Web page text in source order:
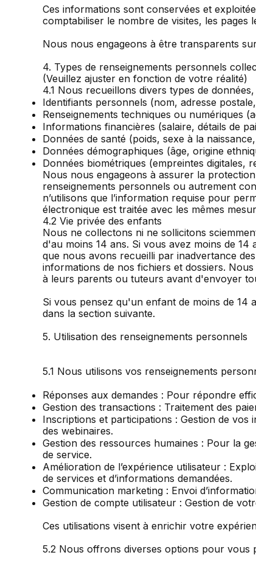
Ces informations sont conservées et
comptabiliser le nombre de visites, les pages
Nous nous engageons à être transparents
4. Types de renseignements personnels
(Veuillez ajuster en fonction de votre réalité)
4.1 Nous recueillons divers types de
Identifiants personnels (nom, adresse
Renseignements techniques ou numériques
Informations financières (salaire, détails de
Données de santé (poids, sexe à la
Données démographiques (âge, origine
Données biométriques (empreintes digitales,
Nous nous engageons à assurer la
renseignements personnels ou autrement
n’utilisons que l’information requise pour
électronique est traitée avec les mêmes
4.2 Vie privée des enfants
Nous ne collectons ni ne sollicitons
d'au moins 14 ans. Si vous avez moins de
que nous avons recueilli par inadvertance
informations de nos fichiers et dossiers.
à leurs parents ou tuteurs avant d'envoyer
Si vous pensez qu'un enfant de moins de
dans la section suivante.
5. Utilisation des renseignements personnels
5.1 Nous utilisons vos renseignements
Réponses aux demandes : Pour répondre
Gestion des transactions : Traitement des
Inscriptions et participations : Gestion de
des webinaires.
Gestion des ressources humaines : Pour la
de service.
Amélioration de l’expérience utilisateur :
de services et d’informations demandées.
Communication marketing : Envoi
Gestion de compte utilisateur : Gestion de
Ces utilisations visent à enrichir votre
5.2 Nous offrons diverses options pour vous